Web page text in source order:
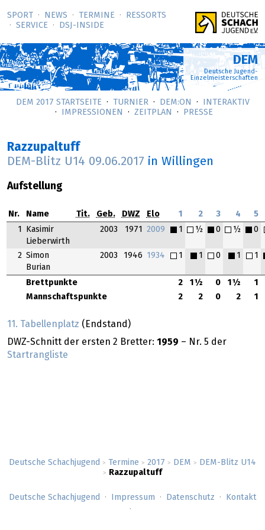
SPORT NEWS TERMINE
RESSORTS
SERVICE
DSJ-­INSIDE
Deutsche Schachjugend > Termine > 2017 > DEM > DEM-Blitz U14
> Razzupaltuff
DEM
Deutsche Jugend-
Einzelmeisterschaften
DEM 2017 STARTSEITE TURNIER DEM:ON
INTERAKTIV
IMPRESSIONEN
ZEITPLAN PRESSE
Razzupaltuff
DEM-Blitz U14 09.06.2017 in Willingen
Aufstellung
Nr. Name Tit. Geb. DWZ Elo 1 2 3 4 5
Brettpunkte 2 1½ 0 1½
1
Mannschaftspunkte
2 2 0 2 1
1
Kasimir
Lieberwirth
2003 1971 2009 1 ½ 0 ½ 0
2 Simon
Burian
2003 1946 1934 1 1 0 1 1
11. Tabellenplatz (Endstand)
DWZ-Schnitt der ersten 2 Bretter: 1959 – Nr. 5 der
Startrangliste
Deutsche Schachjugend Impressum Datenschutz Kontakt